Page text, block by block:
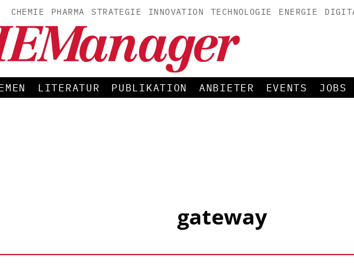
CHEMIE PHARMA STRATEGIE INNOVATION TECHNOLOGIE ENERGIE
LITERATUR PUBLIKATION ANBIETER EVENTS JOBS
gateway